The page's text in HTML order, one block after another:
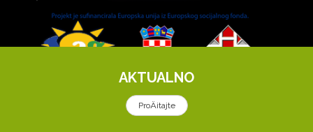
AKTUALNO
ProÄitajte